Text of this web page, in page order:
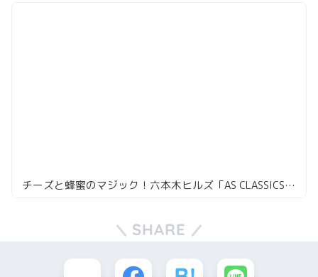
チーズと蜂蜜のマジック！六本木ヒルズ「AS CLASSICS DINER」の特別なバーガー。
SHARE